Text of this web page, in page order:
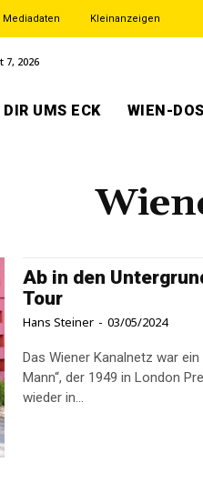
Mediadaten Kleinanzeigen
7, 2026
DIR UMS ECK WIEN-
Ab in den
Tour
Hans Steiner - 03/05/2024
Das Wiener Kanalnetz war
Mann“, der 1949 in London
wieder in...